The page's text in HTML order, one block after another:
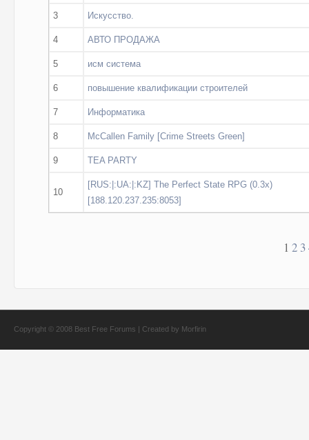
3 Искусство.
4 АВТО ПРОДАЖА
5 исм система
6 повышение квалификации строителей
7 Информатика
8 McCallen Family [Crime Streets Green]
9 TEA PARTY
10
[RUS:|:UA:|:KZ] The Perfect State RPG (0.3x)
[188.120.237.235:8053]
1 2 3
Copyright © 2008 Best Free Forums | Created by Morfirin